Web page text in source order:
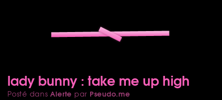
lady bunny : take me up high
Posté dansAlerte par Pseudo.me